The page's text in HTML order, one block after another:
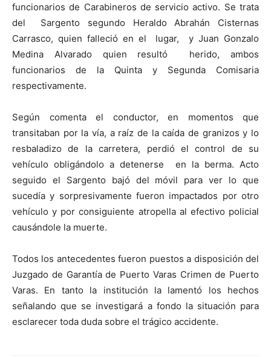
funcionarios de Carabineros de servicio activo. Se trata
del Sargento segundo Heraldo Abrahán Cisternas
Carrasco, quien falleció en el lugar, y Juan Gonzalo
Medina Alvarado quien resultó herido, ambos
funcionarios de la Quinta y Segunda Comisaria
respectivamente.
Según comenta el conductor, en momentos que
transitaban por la vía, a raíz de la caída de granizos y lo
resbaladizo de la carretera, perdió el control de su
vehículo obligándolo a detenerse en la berma. Acto
seguido el Sargento bajó del móvil para ver lo que
sucedía y sorpresivamente fueron impactados por otro
vehículo y por consiguiente atropella al efectivo policial
causándole la muerte.
Todos los antecedentes fueron puestos a disposición del
Juzgado de Garantía de Puerto Varas Crimen de Puerto
Varas. En tanto la institución la lamentó los hechos
señalando que se investigará a fondo la situación para
esclarecer toda duda sobre el trágico accidente.